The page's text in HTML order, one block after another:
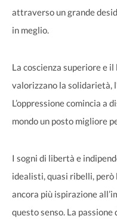
attraverso un grande
in meglio.
La coscienza superiore e
valorizzano la solidarietà,
L’oppressione comincia a
mondo un posto migliore
I sogni di libertà e
idealisti, quasi ribelli, però
ancora più ispirazione
questo senso. La